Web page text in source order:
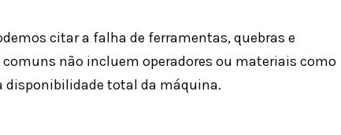
citar a falha de ferramentas, quebras e
não incluem operadores ou materiais como
disponibilidade total da máquina.